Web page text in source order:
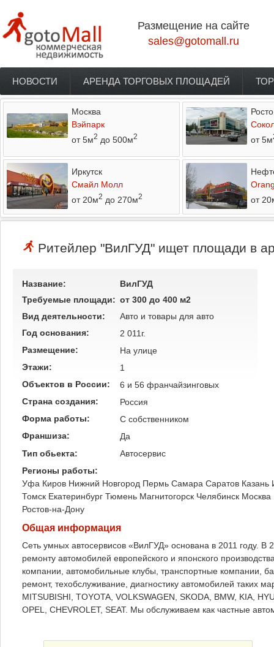
Размещение на сайте
sales@gotomall.ru
Главное меню
НОВОСТИ АРЕНДА ТОРГОВЫХ ПЛОЩАДЕЙ
Москва
Вэйпарк
от 5м2 до 500м2
от 5м
Иркутск
Смайл Молл
от 20м2 до 270м2
от
Ритейлер "ВилГУД" ищет площади в
Название:
ВилГУД
Требуемые площади: от 300 до 400 м2
Вид деятельности:
Авто и товары для авто
Год основания:
2 011г.
Размещение:
На улице
Этажи:
1
Объектов в России:
6 и 56 франчайзинговых
Страна создания:
Россия
Форма работы:
C собственником
Франшиза:
Да
Тип обьекта:
Автосервис
Регионы работы:
Уфа Киров Нижний Новгород Пермь Самара Саратов Казань
Томск Екатеринбург Тюмень Магнитогорск Челябинск Москва
Ростов-на-Дону
Общая информация
Сеть умных автосервисов «ВилГУД» основана в 2011 году.
ремонту автомобилей европейского и японского
компании, автомобильные клубы, транспортные компании,
ремонт, техобслуживание, диагностику автомобилей таких
MITSUBISHI, TOYOTA, VOLKSWAGEN, SKODA, BMW, KIA,
OPEL, CHEVROLET, SEAT. Мы обслуживаем как частные